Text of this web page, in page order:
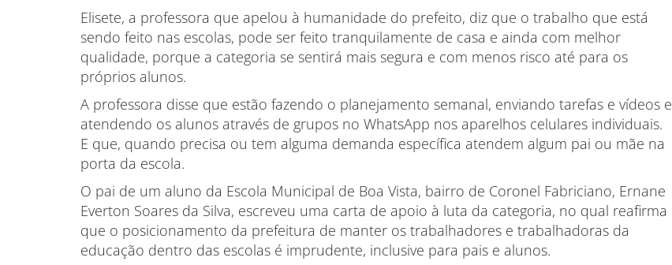
Elisete, a professora que apelou à humanidade do prefeito, diz que o trabalho que está
sendo feito nas escolas, pode ser feito tranquilamente de casa e ainda com melhor
qualidade, porque a categoria se sentirá mais segura e com menos risco até para os
próprios alunos.
A professora disse que estão fazendo o planejamento semanal, enviando tarefas e vídeos e
atendendo os alunos através de grupos no WhatsApp nos aparelhos celulares individuais.
E que, quando precisa ou tem alguma demanda específica atendem algum pai ou mãe na
porta da escola.
O pai de um aluno da Escola Municipal de Boa Vista, bairro de Coronel Fabriciano, Ernane
Everton Soares da Silva, escreveu uma carta de apoio à luta da categoria, no qual reafirma
que o posicionamento da prefeitura de manter os trabalhadores e trabalhadoras da
educação dentro das escolas é imprudente, inclusive para pais e alunos.